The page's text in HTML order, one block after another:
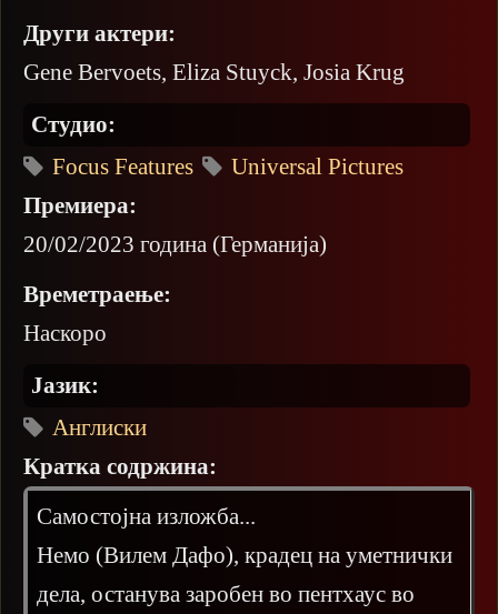
Други актери:
Gene Bervoets, Eliza Stuyck, Josia Krug
Студио:
Focus Features
Universal Pictures
Премиера:
20/02/2023 година (Германија)
Времетраење:
Наскоро
Јазик:
Англиски
Кратка содржина:
Самостојна изложба...
Немо (Вилем Дафо), крадец на уметнички
дела, останува заробен во пентхаус во